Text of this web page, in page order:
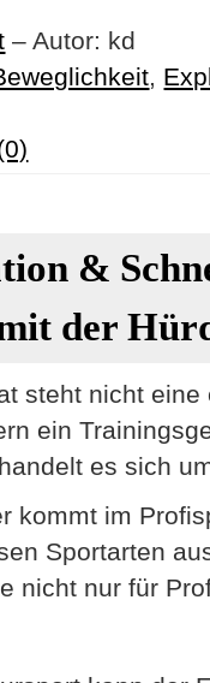
– Autor: kd
,
&
der
steht nicht
ein
es sich
kommt im
Sportarten
nicht nur für